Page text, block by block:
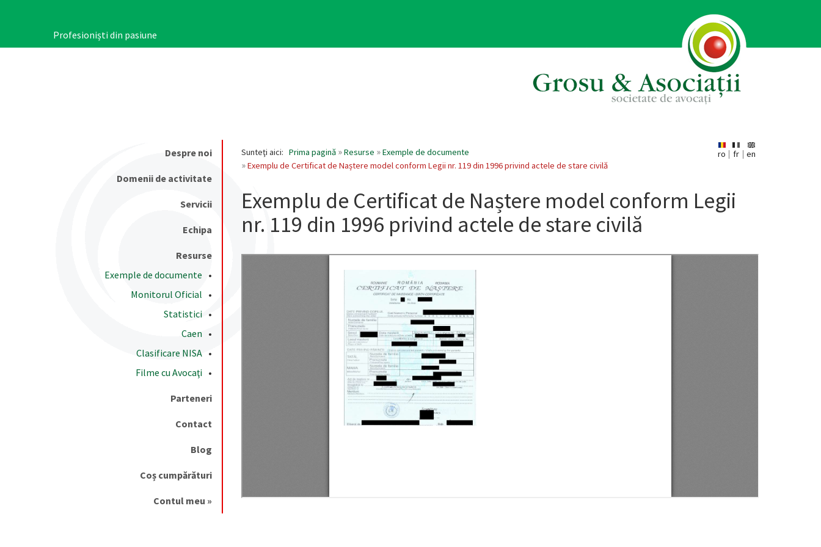
principal
Profesioniști din pasiune
ro fr en
navigation
Despre noi
Domenii de activitate
Servicii
Echipa
Resurse
Exemple de documente
Monitorul Oficial
Statistici
Caen
Clasificare NISA
Filme cu Avocaţi
Parteneri
Contact
Blog
Coș cumpărături
Contul meu »
Sunteţi aici: Prima pagină Resurse
Exemple de documente
Exemplu de Certificat de Naștere model conform Legii nr. 119 din 1996 privind actele de stare civilă
Exemplu de Certificat de Naștere model conform Legii
nr. 119 din 1996 privind actele de stare civilă